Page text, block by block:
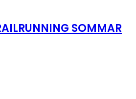
SOMMAR